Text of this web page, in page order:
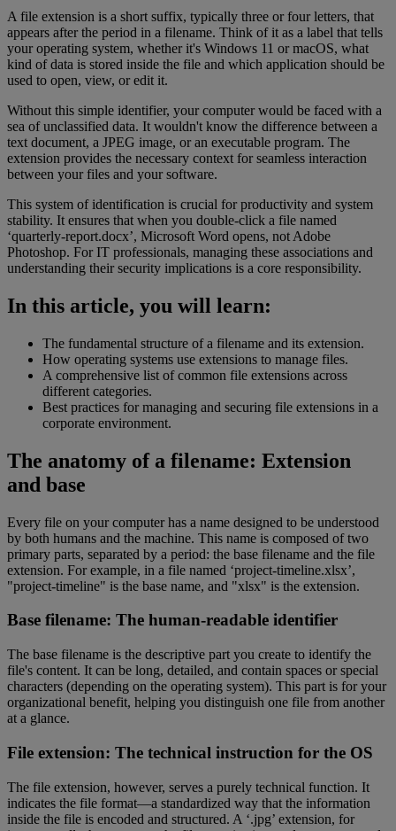
A file extension is a short suffix, typically three or four letters, that
appears after the period in a filename. Think of it as a label that tells
your operating system, whether it's Windows 11 or macOS, what
kind of data is stored inside the file and which application should be
used to open, view, or edit it.
Without this simple identifier, your computer would be faced with a
sea of unclassified data. It wouldn't know the difference between a
text document, a JPEG image, or an executable program. The
extension provides the necessary context for seamless interaction
between your files and your software.
This system of identification is crucial for productivity and system
stability. It ensures that when you double-click a file named
‘quarterly-report.docx’, Microsoft Word opens, not Adobe
Photoshop. For IT professionals, managing these associations and
understanding their security implications is a core responsibility.
In this article, you will learn:
The fundamental structure of a filename and its extension.
How operating systems use extensions to manage files.
A comprehensive list of common file extensions across
different categories.
Best practices for managing and securing file extensions in a
corporate environment.
The anatomy of a filename: Extension
and base
Every file on your computer has a name designed to be understood
by both humans and the machine. This name is composed of two
primary parts, separated by a period: the base filename and the file
extension. For example, in a file named ‘project-timeline.xlsx’,
"project-timeline" is the base name, and "xlsx" is the extension.
Base filename: The human-readable identifier
The base filename is the descriptive part you create to identify the
file's content. It can be long, detailed, and contain spaces or special
characters (depending on the operating system). This part is for your
organizational benefit, helping you distinguish one file from another
at a glance.
File extension: The technical instruction for the OS
The file extension, however, serves a purely technical function. It
indicates the file format—a standardized way that the information
inside the file is encoded and structured. A ‘.jpg’ extension, for